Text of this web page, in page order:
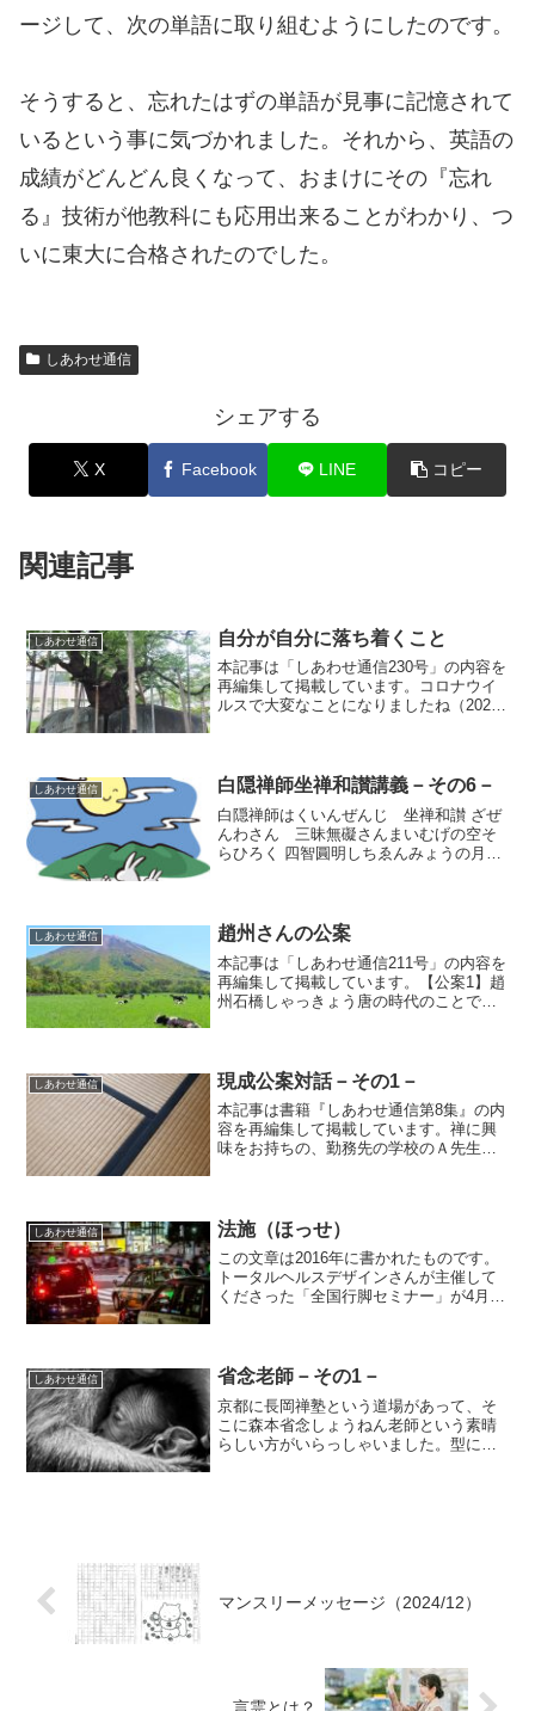
ージして、次の単語に取り組むようにしたのです。
そうすると、忘れたはずの単語が見事に記憶されて
いるという事に気づかれました。それから、英語の
成績がどんどん良くなって、おまけにその『忘れ
る』技術が他教科にも応用出来ることがわかり、つ
いに東大に合格されたのでした。
しあわせ通信
シェアする
X Facebook LINE コピー
関連記事
しあわせ通信 自分が自分に落ち着くこと
本記事は「しあわせ通信230号」の内容を
再編集して掲載しています。コロナウイ
ルスで大変なことになりましたね（2021
とても貴重な...
しあわせ通信 白隠禅師坐禅和讃講義－その6－
白隠禅師はくいんぜんじ 坐禅和讃 ざぜ
んわさん 三昧無礙さんまいむげの空そ
らひろく 四智圓明しちゑんみょうの月つ
自分という仕切りが解け...
しあわせ通信 趙州さんの公案
本記事は「しあわせ通信211号」の内容を
再編集して掲載しています。【公案1】趙
州石橋しゃっきょう唐の時代のことで
やって来ましたが、た...
しあわせ通信 現成公案対話－その1－
本記事は書籍『しあわせ通信第8集』の内
容を再編集して掲載しています。禅に興
味をお持ちの、勤務先の学校のＡ先生と
自分でも坐禅したり、生...
しあわせ通信 法施（ほっせ）
この文章は2016年に書かれたものです。
トータルヘルスデザインさんが主催して
くださった「全国行脚セミナー」が4月の
んや協力して下さ...
しあわせ通信 省念老師－その1－
京都に長岡禅塾という道場があって、そ
こに森本省念しょうねん老師という素晴
らしい方がいらっしゃいました。型には
マンスリーメッセージ（2024/12）